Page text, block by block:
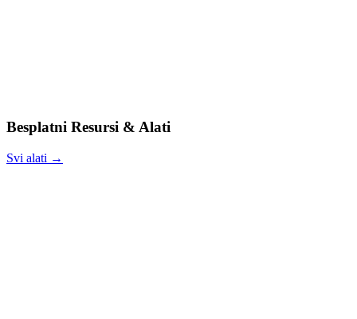
Besplatni Resursi & Alati
Svi alati →